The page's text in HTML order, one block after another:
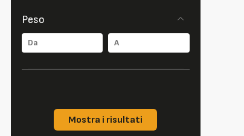
Peso
Mostra i risultati